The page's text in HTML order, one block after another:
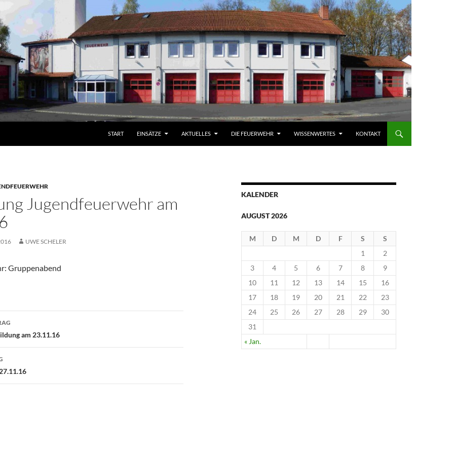
START EINSÄTZE AKTUELLES DIE FEUERWEHR WISSENWERTES KONTAKT
Jugendfeuerwehr am
UWE SCHELER
Gruppenabend
am 23.11.16
KALENDER
AUGUST 2026
M D M D F S S
« Jan.
1
2
3
4 5 6 7 8
9
10
11 12 13 14 15
16
17
18 19 20 21 22
23
24
25 26 27 28 29
30
31